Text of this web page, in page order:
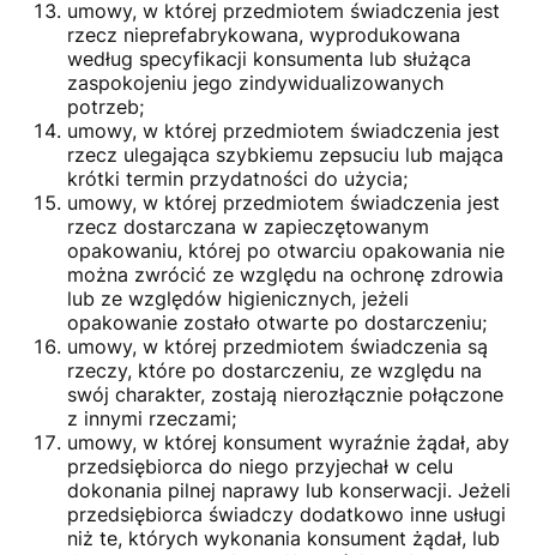
umowy, w której przedmiotem świadczenia jest
rzecz nieprefabrykowana, wyprodukowana
według specyfikacji konsumenta lub służąca
zaspokojeniu jego zindywidualizowanych
potrzeb;
umowy, w której przedmiotem świadczenia jest
rzecz ulegająca szybkiemu zepsuciu lub mająca
krótki termin przydatności do użycia;
umowy, w której przedmiotem świadczenia jest
rzecz dostarczana w zapieczętowanym
opakowaniu, której po otwarciu opakowania nie
można zwrócić ze względu na ochronę zdrowia
lub ze względów higienicznych, jeżeli
opakowanie zostało otwarte po dostarczeniu;
umowy, w której przedmiotem świadczenia są
rzeczy, które po dostarczeniu, ze względu na
swój charakter, zostają nierozłącznie połączone
z innymi rzeczami;
umowy, w której konsument wyraźnie żądał, aby
przedsiębiorca do niego przyjechał w celu
dokonania pilnej naprawy lub konserwacji. Jeżeli
przedsiębiorca świadczy dodatkowo inne usługi
niż te, których wykonania konsument żądał, lub